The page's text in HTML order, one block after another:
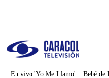
En vivo 'Yo Me Llamo' Bebé de